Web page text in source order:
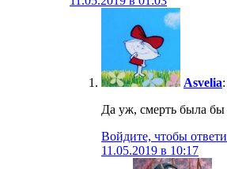
Asvelia:
Да уж, смерть была бы
Войдите, чтобы
11.05.2019 в 10:17